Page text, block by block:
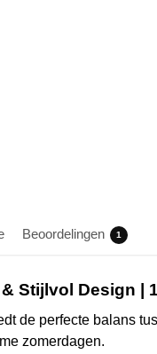
Beoordelingen 1
Stijlvol Design |
de perfecte balans
zomerdagen.